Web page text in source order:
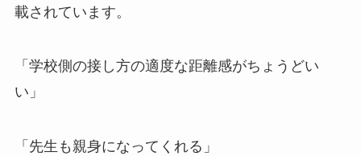
載されています。
「学校側の接し方の適度な距離感がちょうどい
い」
「先生も親身になってくれる」